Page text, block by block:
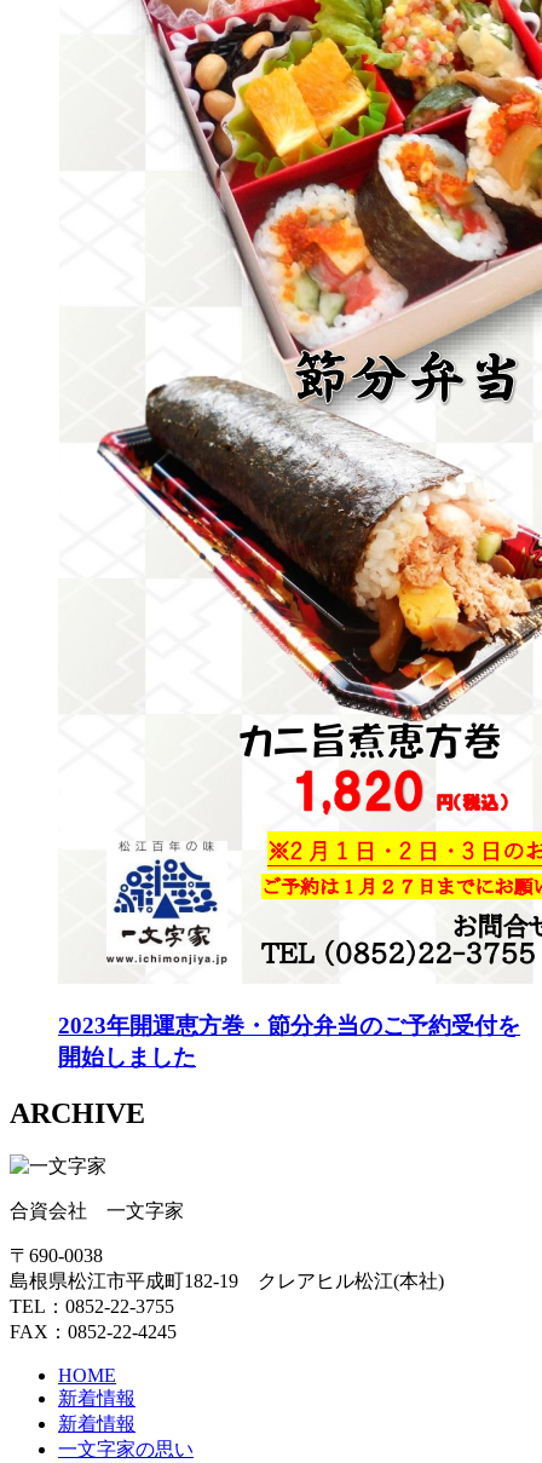
2023年開運恵方巻・節分弁当のご予約受付を
開始しました
ARCHIVE
合資会社 一文字家
〒690-0038
島根県松江市平成町182-19 クレアヒル松江(本社)
TEL：0852-22-3755
FAX：0852-22-4245
HOME
新着情報
新着情報
一文字家の思い